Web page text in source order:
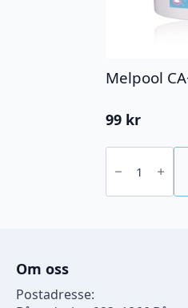
Melpool
99 kr
Melpool
antall
Om oss
Postadresse: